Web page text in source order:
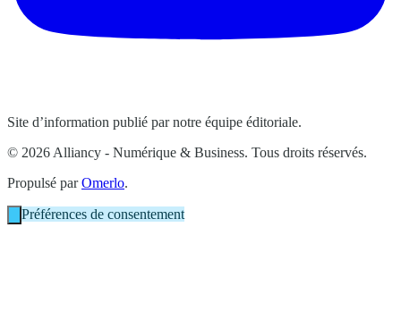
Site d’information publié par notre équipe éditoriale.
© 2026 Alliancy - Numérique & Business. Tous droits réservés.
Propulsé parOmerlo.
Préférences de consentement